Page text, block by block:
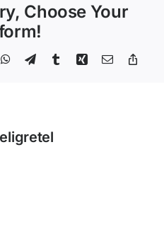
a
de
Choose Your
WhatsApp
TelegramTumblrXing Email